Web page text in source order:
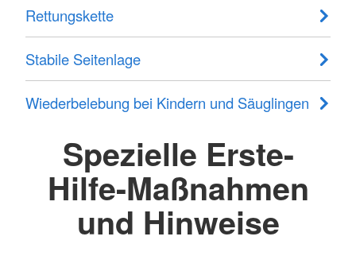
Rettungskette
Stabile Seitenlage
Wiederbelebung bei Kindern und Säuglingen
Spezielle Erste-
Hilfe-Maßnahmen
und Hinweise